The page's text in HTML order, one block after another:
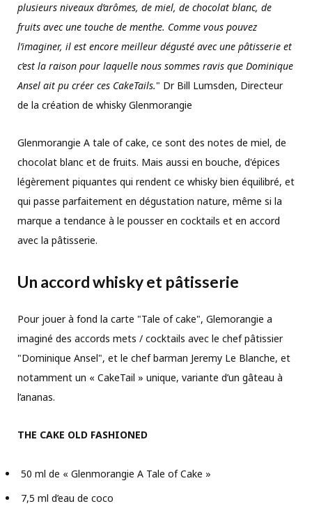
plusieurs niveaux d’arômes, de miel, de chocolat blanc, de
fruits avec une touche de menthe. Comme vous pouvez
l’imaginer, il est encore meilleur dégusté avec une pâtisserie et
c’est la raison pour laquelle nous sommes ravis que Dominique
Ansel ait pu créer ces CakeTails." Dr Bill Lumsden, Directeur
de la création de whisky Glenmorangie
Glenmorangie A tale of cake, ce sont des notes de miel, de
chocolat blanc et de fruits. Mais aussi en bouche, d'épices
légèrement piquantes qui rendent ce whisky bien équilibré, et
qui passe parfaitement en dégustation nature, même si la
marque a tendance à le pousser en cocktails et en accord
avec la pâtisserie.
Un accord whisky et pâtisserie
Pour jouer à fond la carte "Tale of cake", Glemorangie a
imaginé des accords mets / cocktails avec le chef pâtissier
"Dominique Ansel", et le chef barman Jeremy Le Blanche, et
notamment un « CakeTail » unique, variante d’un gâteau à
l’ananas.
THE CAKE OLD FASHIONED
50 ml de « Glenmorangie A Tale of Cake »
7,5 ml d’eau de coco